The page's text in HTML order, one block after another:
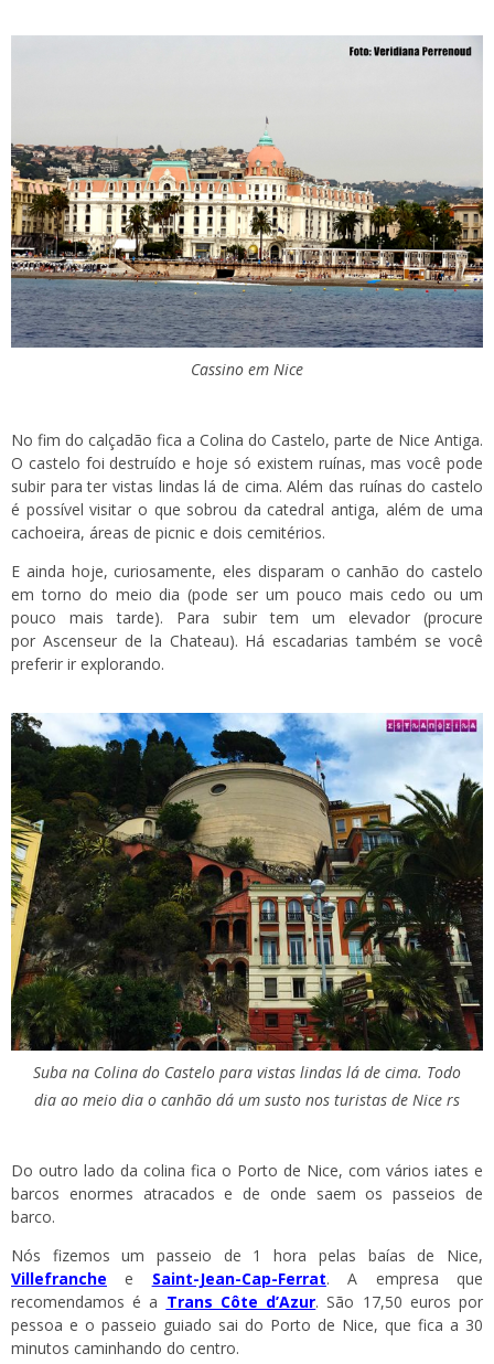
Cassino em Nice
No fim do calçadão fica a Colina do Castelo, parte de Nice Antiga.
O castelo foi destruído e hoje só existem ruínas, mas você pode
subir para ter vistas lindas lá de cima. Além das ruínas do castelo
é possível visitar o que sobrou da catedral antiga, além de uma
cachoeira, áreas de picnic e dois cemitérios.
E ainda hoje, curiosamente, eles disparam o canhão do castelo
em torno do meio dia (pode ser um pouco mais cedo ou um
pouco mais tarde). Para subir tem um elevador (procure
por Ascenseur de la Chateau). Há escadarias também se você
preferir ir explorando.
Suba na Colina do Castelo para vistas lindas lá de cima. Todo
dia ao meio dia o canhão dá um susto nos turistas de Nice rs
Do outro lado da colina fica o Porto de Nice, com vários iates e
barcos enormes atracados e de onde saem os passeios de
barco.
Nós fizemos um passeio de 1 hora pelas baías de Nice,
Villefranche e Saint-Jean-Cap-Ferrat. A empresa que
recomendamos é a Trans Côte d’Azur. São 17,50 euros por
pessoa e o passeio guiado sai do Porto de Nice, que fica a 30
minutos caminhando do centro.